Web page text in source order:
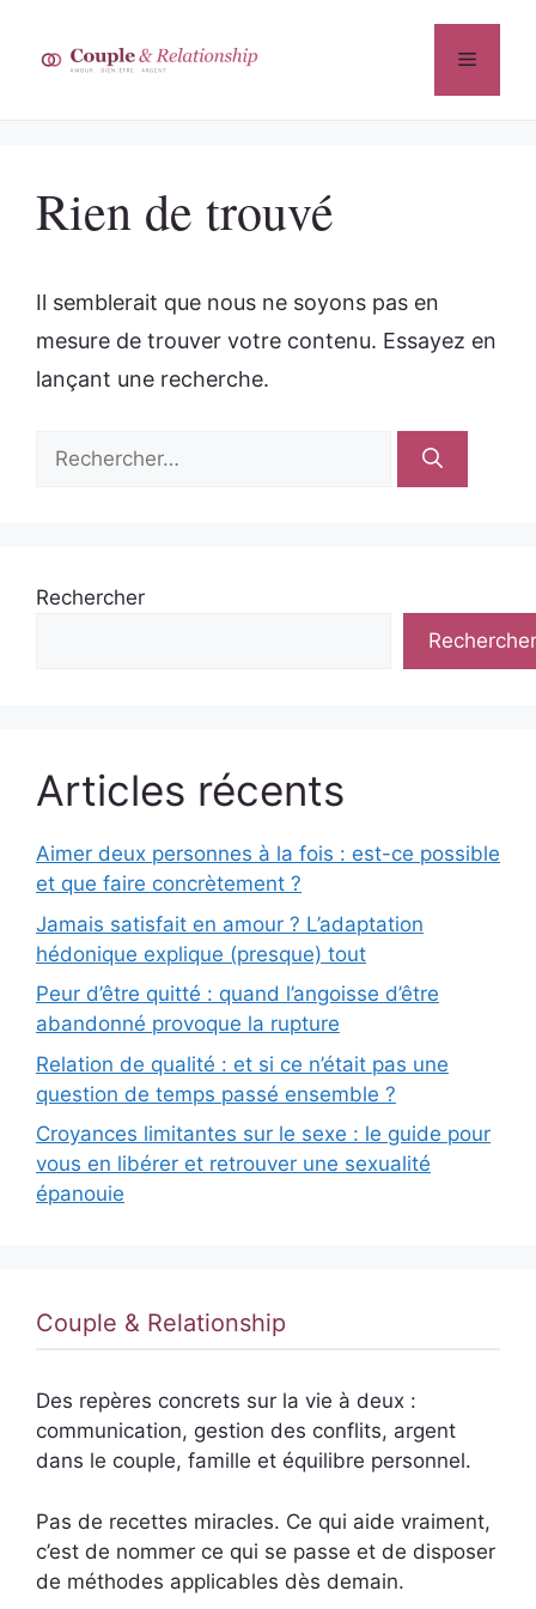
contenu
Menu
Rien de trouvé
Il semblerait que nous ne soyons pas en
mesure de trouver votre contenu. Essayez en
lançant une recherche.
Rechercher :
Rechercher
Rechercher
Articles récents
Aimer deux personnes à la fois : est-ce possible
et que faire concrètement ?
Jamais satisfait en amour ? L’adaptation
hédonique explique (presque) tout
Peur d’être quitté : quand l’angoisse d’être
abandonné provoque la rupture
Relation de qualité : et si ce n’était pas une
question de temps passé ensemble ?
Croyances limitantes sur le sexe : le guide pour
vous en libérer et retrouver une sexualité
épanouie
Couple & Relationship
Des repères concrets sur la vie à deux :
communication, gestion des conflits, argent
dans le couple, famille et équilibre personnel.
Pas de recettes miracles. Ce qui aide vraiment,
c’est de nommer ce qui se passe et de disposer
de méthodes applicables dès demain.